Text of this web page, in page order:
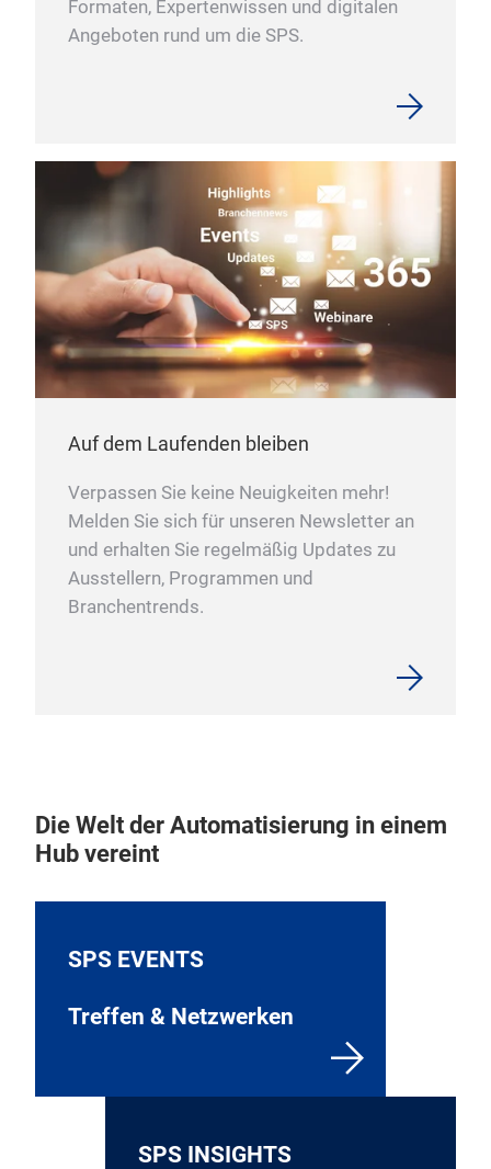
Formaten, Expertenwissen und digitalen
Angeboten rund um die SPS.
Auf dem Laufenden bleiben
Verpassen Sie keine Neuigkeiten mehr!
Melden Sie sich für unseren Newsletter an
und erhalten Sie regelmäßig Updates zu
Ausstellern, Programmen und
Branchentrends.
Die Welt der Automatisierung in einem
Hub vereint
SPS EVENTS
Treffen & Netzwerken
SPS INSIGHTS